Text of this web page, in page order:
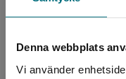
Denna webbplats
Vi använder